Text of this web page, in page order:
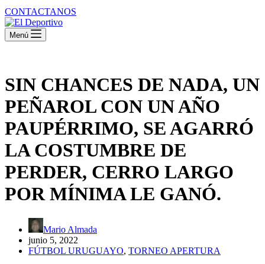
CONTACTANOS
Menú
SIN CHANCES DE NADA, UN
PEÑAROL CON UN AÑO
PAUPÉRRIMO, SE AGARRÓ
LA COSTUMBRE DE
PERDER, CERRO LARGO
POR MÍNIMA LE GANÓ.
Mario Almada
junio 5, 2022
FÚTBOL URUGUAYO, TORNEO APERTURA